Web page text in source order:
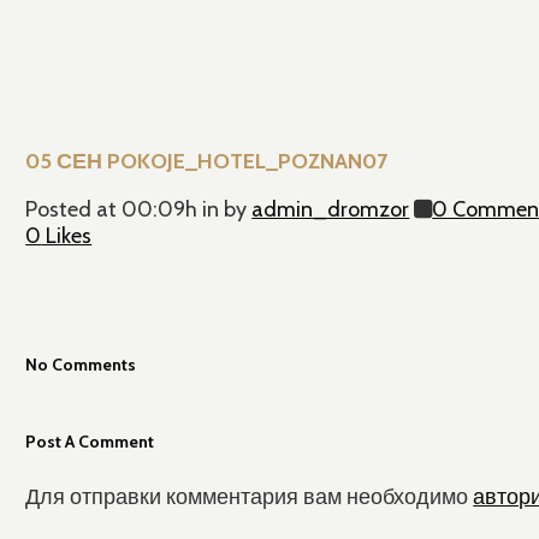
05 СЕН POKOJE_HOTEL_POZNAN07
Posted at 00:09h in by admin_dromzor
0
0 Likes
No Comments
Post A Comment
Для отправки комментария вам необходимо